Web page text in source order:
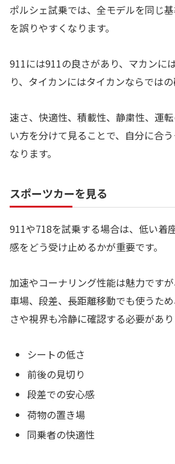
ポルシェ試乗では、全モデルを同じ
を誤りやすくなります。
911には911の良さがあり、マカンに
り、タイカンにはタイカンならではの
速さ、快適性、積載性、静粛性、運
い方を分けて見ることで、自分に合
なります。
スポーツカーを見る
911や718を試乗する場合は、低い着
感をどう受け止めるかが重要です。
加速やコーナリング性能は魅力です
車場、段差、長距離移動でも使うた
さや視界も冷静に確認する必要があり
シートの低さ
前後の見切り
段差での安心感
荷物の置き場
同乗者の快適性